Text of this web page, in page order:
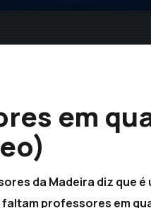
em
da Madeira diz que
professores em